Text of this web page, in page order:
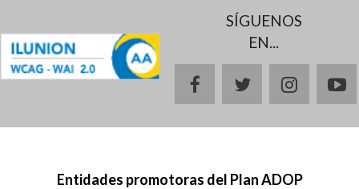
SÍGUENOS
EN...
facebooktwitter
Entidades promotoras del Plan ADOP